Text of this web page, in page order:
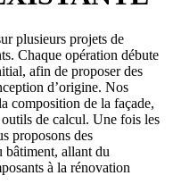
plusieurs projets de
Chaque opération débute
afin de proposer des
d’origine. Nos
composition de la façade,
de calcul. Une fois les
proposons des
bâtiment, allant du
à la rénovation